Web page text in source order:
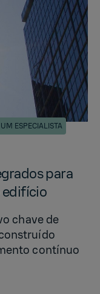
ESPECIALISTA
para
edifício
chave de
contínuo